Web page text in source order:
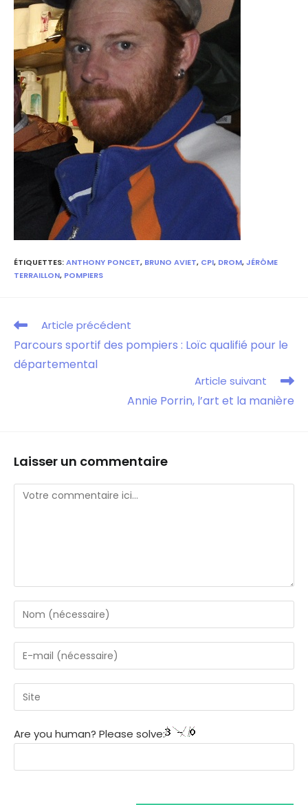
ÉTIQUETTES:ANTHONY PONCET, BRUNO AVIET, CPI, DROM,JÉRÔME
TERRAILLON, POMPIERS
Article précédent
Parcours sportif des pompiers : Loïc qualifié pour le
départemental
Article suivant
Annie Porrin, l’art et la manière
Laisser un commentaire
Are you human? Please solve: